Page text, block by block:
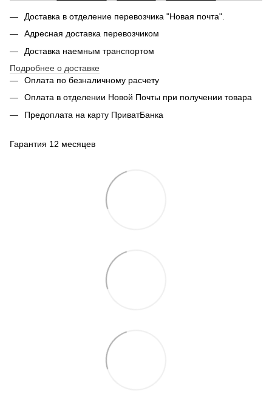
Доставка в отделение перевозчика "Новая почта".
Адресная доставка перевозчиком
Доставка наемным транспортом
Подробнее о доставке
Оплата по безналичному расчету
Оплата в отделении Новой Почты при получении товара
Предоплата на карту ПриватБанка
Гарантия 12 месяцев